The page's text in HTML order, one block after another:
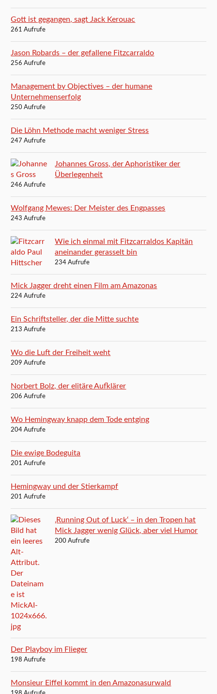
Gott ist gegangen, sagt Jack Kerouac
261 Aufrufe
Jason Robards – der gefallene Fitzcarraldo
256 Aufrufe
Management by Objectives – der humane
Unternehmenserfolg
250 Aufrufe
Die Löhn Methode macht weniger Stress
247 Aufrufe
Johannes Gross, der Aphoristiker der
Überlegenheit
246 Aufrufe
Wolfgang Mewes: Der Meister des Engpasses
243 Aufrufe
Wie ich einmal mit Fitzcarraldos Kapitän
aneinander gerasselt bin
234 Aufrufe
Mick Jagger dreht einen Film am Amazonas
224 Aufrufe
Ein Schriftsteller, der die Mitte suchte
213 Aufrufe
Wo die Luft der Freiheit weht
209 Aufrufe
Norbert Bolz, der elitäre Aufklärer
206 Aufrufe
Wo Hemingway knapp dem Tode entging
204 Aufrufe
Die ewige Bodeguita
201 Aufrufe
Hemingway und der Stierkampf
201 Aufrufe
‚Running Out of Luck‘ – in den Tropen hat
Mick Jagger wenig Glück, aber viel Humor
200 Aufrufe
Der Playboy im Flieger
198 Aufrufe
Monsieur Eiffel kommt in den Amazonasurwald